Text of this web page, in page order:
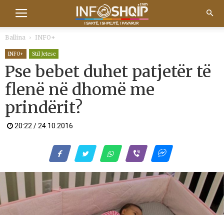
Ballina INFO+
INFO+ Stil Jetese
Pse bebet duhet patjetër të
flenë në dhomë me
prindërit?
20:22 / 24.10.2016